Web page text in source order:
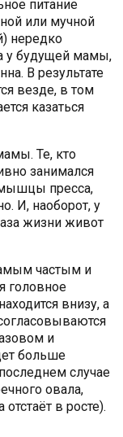
питание
или мучной
нередко
у будущей мамы,
В результате
везде, в том
казаться
Те, кто
занимался
пресса,
И, наоборот, у
жизни живот
частым и
головное
внизу, а
и
больше
случае
овала,
в росте).